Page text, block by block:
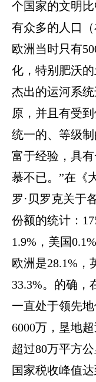
个国家的文明
有众多的人口
欧洲当时只有
化，特别肥沃
杰出的运河系
原，并且有受
统一的、等级
富于经验，具
慕不已。”在《
罗·贝罗克关于
份额的统计：
1.9%，美国
欧洲是28.1%，
33.3%。 的确，
一直处于领先
6000万，垦地
超过80万平方
国家税收峰值